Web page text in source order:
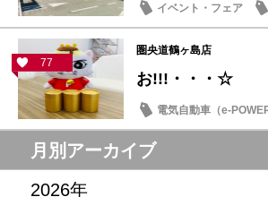
イベント・フェア
77
圏央道鶴ヶ島店
お!!!・・・☆
電気自動車（e-POWER
記念品・プレゼント
月別アーカイブ
2026年